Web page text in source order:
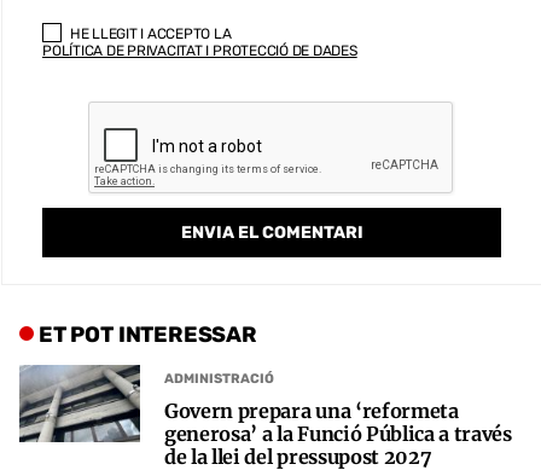
HE LLEGIT I ACCEPTO LA
POLÍTICA DE PRIVACITAT I PROTECCIÓ DE DADES
ET POT INTERESSAR
ADMINISTRACIÓ
Govern prepara una ‘reformeta
generosa’ a la Funció Pública a través
de la llei del pressupost 2027